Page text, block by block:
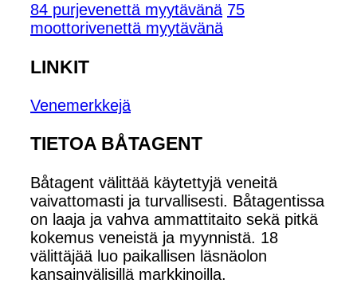
84 purjevenettä myytävänä 75
moottorivenettä myytävänä
LINKIT
Venemerkkejä
TIETOA BÅTAGENT
Båtagent välittää käytettyjä veneitä
vaivattomasti ja turvallisesti. Båtagentissa
on laaja ja vahva ammattitaito sekä pitkä
kokemus veneistä ja myynnistä. 18
välittäjää luo paikallisen läsnäolon
kansainvälisillä markkinoilla.